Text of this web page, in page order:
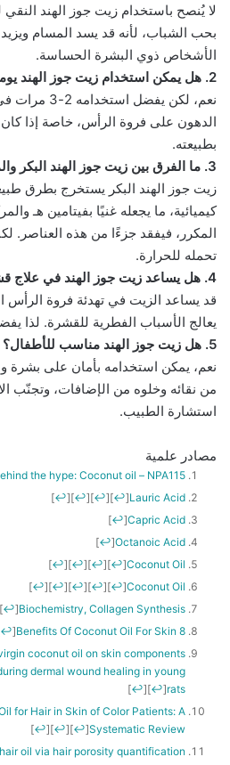
لا يُنصح باستخدام زيت جوز الهند النقي
بحب الشباب، لأنه قد يسد المسام
الأشخاص ذوي البشرة الحساسة.
2. هل يمكن استخدام زيت جوز الهند يوميًا على الشعر؟
نعم، لكن
الدهون على فروة الرأس، خاصة إذا كان
بطبيعته.
3. ما الفرق بين زيت جوز الهند البكر والمكرر؟
زيت جوز الهند البكر يستخرج بطرق
كيميائية، ما يجعله غنيًا بفيتامين هـ
المكرر، فيفقد جزءًا من هذه العناصر.
تحمله للحرارة.
4. هل يساعد زيت جوز الهند في علاج قشرة الرأس؟
قد يساعد الزيت في تهدئة فروة الرأس
يعالج الأسباب الفطرية للقشرة.
5. هل زيت جوز الهند مناسب للأطفال؟
نعم، يمكن استخدامه بأمان على بشرة
من نقائه وخلوه من الإضافات، وتجنّب
استشارة الطبيب.
مصادر علمية
the hype: Coconut oil – NPA115
Lauric Acid
[
↩
]
[
↩
]
[
↩
]
[
↩
]
Capric Acid
[
↩
]
Octanoic Acid
[
↩
]
Coconut Oil
[
↩
]
[
↩
]
[
↩
]
[
↩
]
Coconut Oil
[
↩
]
[
↩
]
[
↩
]
[
↩
]
[
↩
]
Biochemistry, Collagen Synthesis
[
↩
]
8 Benefits Of Coconut Oil For Skin
[
↩
coconut oil on skin components
dermal wound healing in young
rats
[
↩
]
[
↩
]
for Hair in Skin of Color Patients: A
Systematic Review
[
↩
]
[
↩
]
[
↩
]
oil via hair porosity quantification